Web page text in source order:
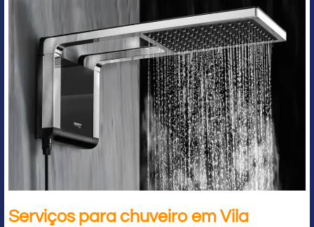
Serviços para chuveiro em Vila